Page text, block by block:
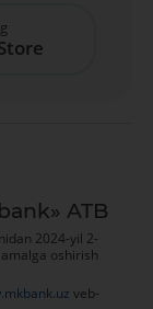
ATB
2024-yil 2-
oshirish
veb-